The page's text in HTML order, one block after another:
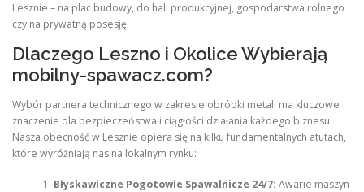
Lesznie – na plac budowy, do hali produkcyjnej, gospodarstwa rolnego
czy na prywatną posesję.
Dlaczego Leszno i Okolice Wybierają
mobilny-spawacz.com?
Wybór partnera technicznego w zakresie obróbki metali ma kluczowe
znaczenie dla bezpieczeństwa i ciągłości działania każdego biznesu.
Nasza obecność w Lesznie opiera się na kilku fundamentalnych atutach,
które wyróżniają nas na lokalnym rynku:
Błyskawiczne Pogotowie Spawalnicze 24/7: Awarie maszyn